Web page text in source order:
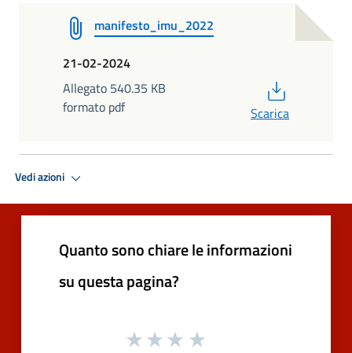
manifesto_imu_2022
21-02-2024
Allegato 540.35 KB
formato pdf
Scarica
Vedi azioni
Quanto sono chiare le informazioni
su questa pagina?